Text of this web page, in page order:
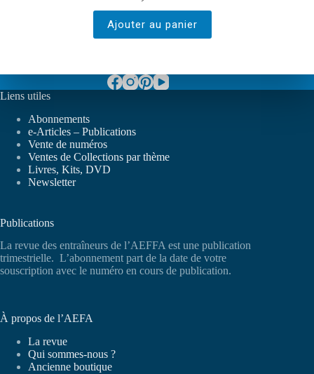
Ajouter au panier
Liens utiles
Abonnements
e-Articles – Publications
Vente de numéros
Ventes de Collections par thème
Livres, Kits, DVD
Newsletter
Publications
La revue des entraîneurs de l’AEFFA est une publication
trimestrielle. L’abonnement part de la date de votre
souscription avec le numéro en cours de publication.
À propos de l’AEFA
La revue
Qui sommes-nous ?
Ancienne boutique